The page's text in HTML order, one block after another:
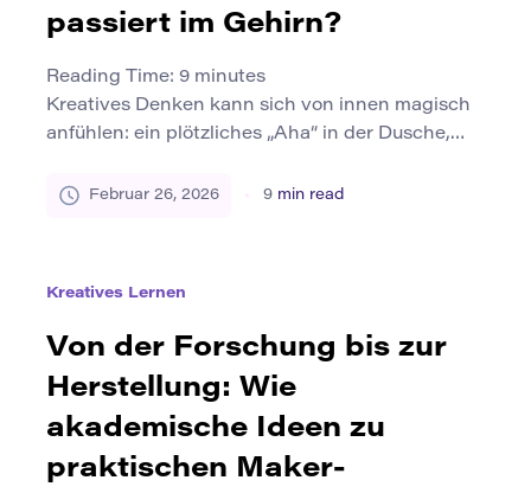
passiert im Gehirn?
Reading Time: 9 minutes
Kreatives Denken kann sich von innen magisch
anfühlen: ein plötzliches „Aha“ in der Dusche,
kommt, eine überraschende Verbindung
in den letzten […]
Februar 26, 2026 9 min read
Kreatives Lernen
Von der Forschung bis zur
Herstellung: Wie
akademische Ideen zu
praktischen Maker-